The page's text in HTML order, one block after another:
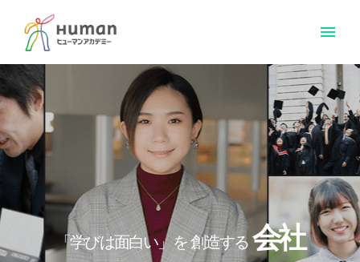
menu
「学びは面白い」を創造する 会社